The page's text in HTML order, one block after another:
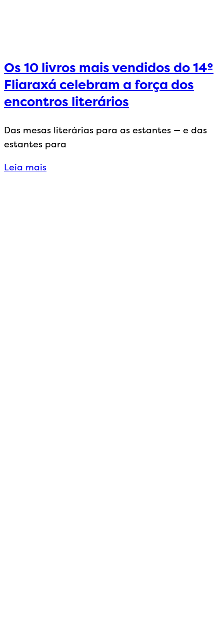
Os 10 livros mais vendidos do 14º
Fliaraxá celebram a força dos
encontros literários
Das mesas literárias para as estantes — e das
estantes para
Leia mais